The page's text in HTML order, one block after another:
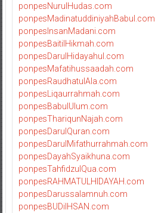
ponpesNurulHudas.com
ponpesMadinatuddiniyahBabul.com
ponpesInsanMadani.com
ponpesBaitilHikmah.com
ponpesDarulHidayahul.com
ponpesMafatihussaadah.com
ponpesRaudhatulAla.com
ponpesLiqaurrahmah.com
ponpesBabulUlum.com
ponpesThariqunNajah.com
ponpesDarulQuran.com
ponpesDarulMifathurrahmah.com
ponpesDayahSyaikhuna.com
ponpesTahfidzulQua.com
ponpesRAHMATULHIDAYAH.com
ponpesDarussalamnuh.com
ponpesBUDiIHSAN.com